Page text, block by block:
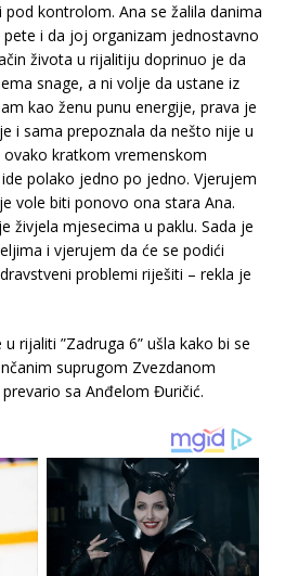
kontrolom. Ana se žalila danima
i da joj organizam jednostavno
života u rijalitiju doprinuo je da
snage, a ni volje da ustane iz
kao ženu punu energije, prava je
i sama prepoznala da nešto nije u
kratkom vremenskom
polako jedno po jedno. Vjerujem
vole biti ponovo ona stara Ana.
živjela mjesecima u paklu. Sada je
i vjerujem da će se podići
problemi riješiti – rekla je
rijaliti ”Zadruga 6” ušla kako bi se
suprugom Zvezdanom
sa Anđelom Đuričić.